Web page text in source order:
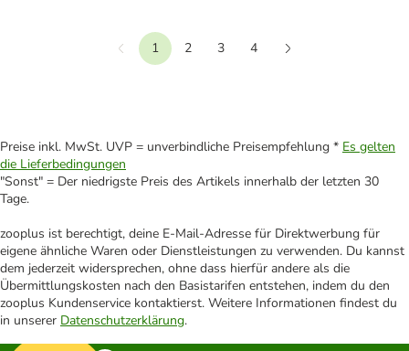
Vorherige
1 2 3
4
Preise inkl. MwSt. UVP = unverbindliche Preisempfehlung * Es gelten
die Lieferbedingungen
"Sonst" = Der niedrigste Preis des Artikels innerhalb der letzten 30
Tage.
zooplus ist berechtigt, deine E-Mail-Adresse für Direktwerbung für
eigene ähnliche Waren oder Dienstleistungen zu verwenden. Du kannst
dem jederzeit widersprechen, ohne dass hierfür andere als die
Übermittlungskosten nach den Basistarifen entstehen, indem du den
zooplus Kundenservice kontaktierst. Weitere Informationen findest du
in unserer Datenschutzerklärung.